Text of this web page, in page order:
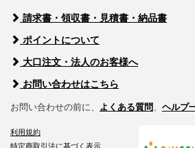
請求書・領収書・見積書・納品書
ポイントについて
大口注文・法人のお客様へ
お問い合わせはこちら
お問い合わせの前に、 よくある質問、 ヘルプ
利用規約
特定商取引法に基づく表示